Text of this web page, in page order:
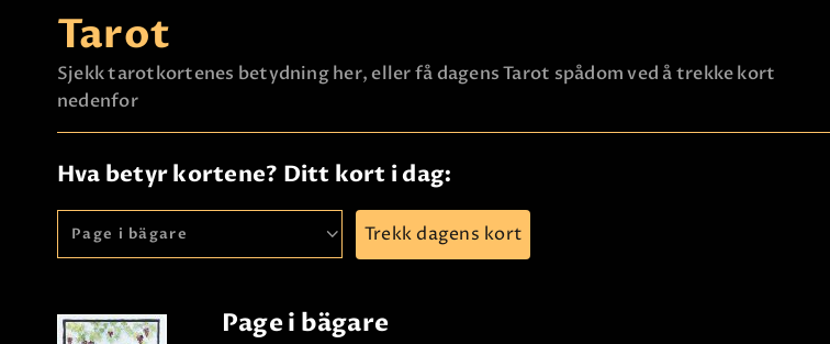
KONTAKTA OSS
Tarot
Sjekk tarotkortenes betydning her, eller få dagens Tarot spådom ved å trekke kort
nedenfor
Hva betyr kortene? Ditt kort i dag:
Trekk dagens kort
Page i bägare